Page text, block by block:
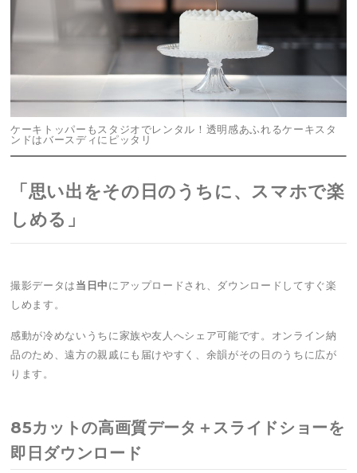
ケーキトッパーもスタジオでレンタル！透明感あふれるケーキスタ
ンドはバースディにピッタリ
「思い出をその日のうちに、スマホで楽
しめる」
撮影データは当日中にアップロードされ、ダウンロードしてすぐ楽
しめます。
感動が冷めないうちに家族や友人へシェア可能です。オンライン納
品のため、遠方の親戚にも届けやすく、余韻がその日のうちに広が
ります。
85カットの高画質データ＋スライドショーを
即日ダウンロード